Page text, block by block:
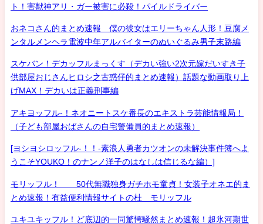
ト！害獣神アリ・ガー被害に必殺！パイルドライバー
おネコさん的まとめ速報 僕の彼女はエリーちゃん人形！豆腐メ
ンタルメンヘラ電波中年アルバイターのぬいぐるみ男子末路編
スケバン！デカッフルまっくす（デカい強い2次元嫁だいすき子
供部屋おじさんヒロシ之古惑仔的まとめ速報）話題な動画取り上
げMAX！デカいは正義刑事編
アキヨッフル-！ネオニートスケ番長のエキストラ芸能情報局！
（子ども部屋おばさんの自宅警備員的まとめ速報）
[ヨシヨシロッフル-！！-素浪人勇者カツオンの未解決事件簿へよ
うこそYOUKO！のナンノ洋子のはなしは信じるな編）]
モリッフル！ 50代無職独身ガチホモ童貞！女装子オネエ的ま
とめ速報！有益便利情報サイトの杜 モリッフル
ユキユキッフル！ど底辺的一同驚愕騒然まとめ速報！超氷河期世